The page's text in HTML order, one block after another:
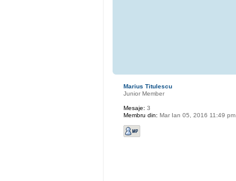
Marius Titulescu
Junior Member
Mesaje: 3
Membru din: Mar Ian 05, 2016 11:49 pm